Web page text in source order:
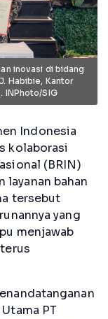
inovasi di bidang
Habibie, Kantor
INPhoto/SIG
Indonesia
kolaborasi
(BRIN)
layanan bahan
tersebut
yang
menjawab
PT